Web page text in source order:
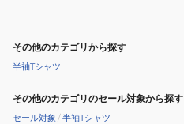
その他のカテゴリから探す
半袖Tシャツ
その他のカテゴリのセール対象から探す
セール対象 /半袖Tシャツ